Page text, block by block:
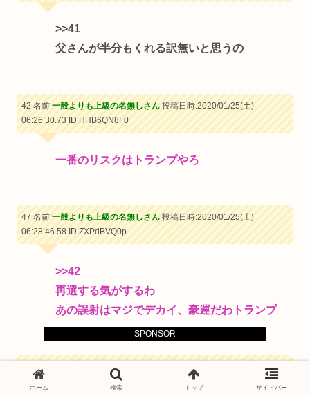
SPONSOR
>>41
父さんが半分もくれる訳無いと思うの
42 名前:一般よりも上級の名無しさん投稿日時:2020/01/25(土)
06:26:30.73ID:HHB6QN8F0
一番のリスクはトランプやろ
47 名前:一般よりも上級の名無しさん投稿日時:2020/01/25(土)
06:28:46.58ID:ZXPdBVQ0p
>>42
再選する気がするわ
あの誤射はマジでデカイ、豪運だわトランプ
50 名前: 一般よりも上級の名無しさん
投稿日時:2020/01/25(土)
06:30:04.58
ID:suwJb/Fk0
ホーム 検索 トップ サイドバー